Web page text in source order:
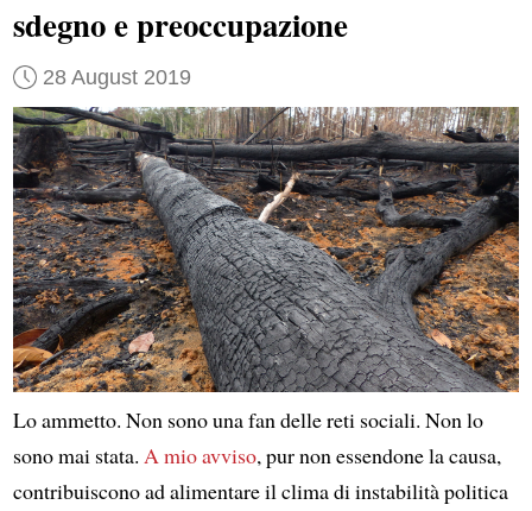
sdegno e preoccupazione
28 August 2019
Lo ammetto. Non sono una fan delle reti sociali. Non lo
sono mai stata. A mio avviso, pur non essendone la causa,
contribuiscono ad alimentare il clima di instabilità politica